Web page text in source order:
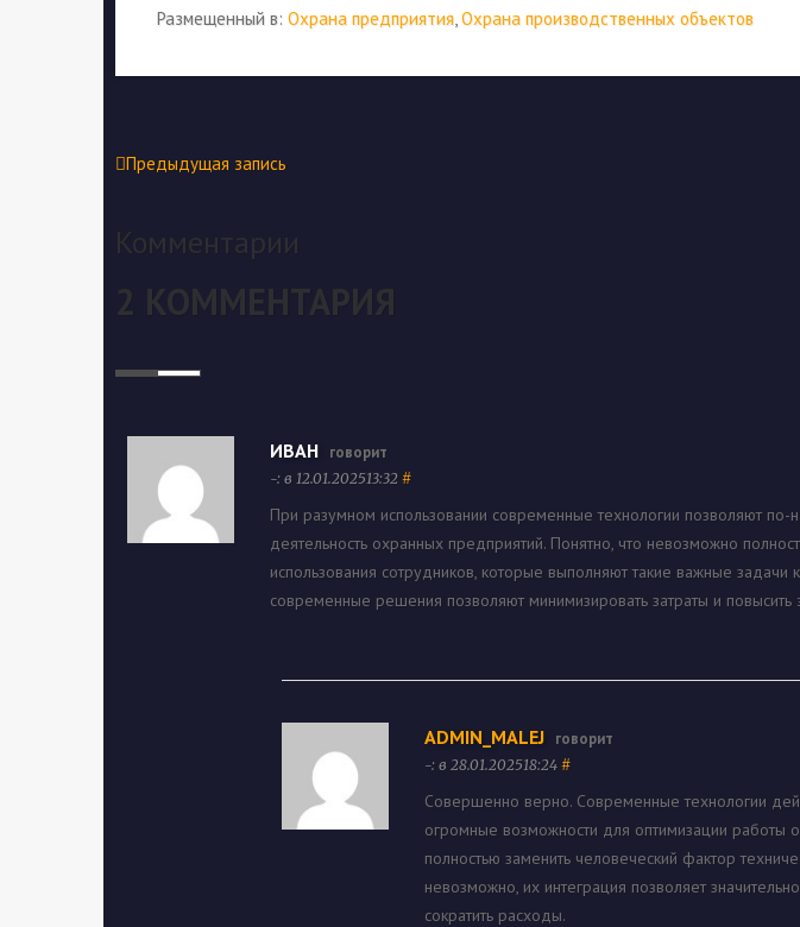
Размещенный в: Охрана предприятия,Охрана производственных объектов
Предыдущая запись
Комментарии
2 КОММЕНТАРИЯ
ИВАН говорит
-: в 12.01.202513:32 #
При разумном использовании современные технологии позволяют по-
деятельность охранных предприятий. Понятно, что невозможно
использования сотрудников, которые выполняют такие важные задачи
современные решения позволяют минимизировать затраты и повысить
ADMIN_MALEJ говорит
-: в 28.01.202518:24 #
Совершенно верно. Современные технологии
огромные возможности для оптимизации работы
полностью заменить человеческий фактор
невозможно, их интеграция позволяет
сократить расходы.